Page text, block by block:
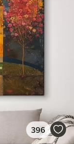
396